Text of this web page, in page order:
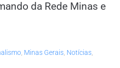
da Rede Minas e
, Minas Gerais, Notícias,